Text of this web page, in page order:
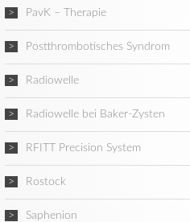
PavK – Therapie
Postthrombotisches Syndrom
Radiowelle
Radiowelle bei Baker-Zysten
RFITT Precision System
Rostock
Saphenion